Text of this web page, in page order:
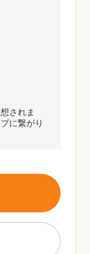
されま
に繋がり